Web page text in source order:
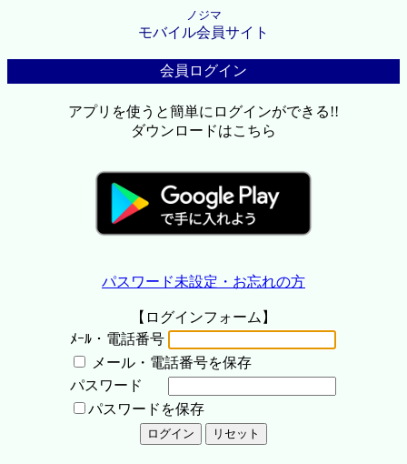
ノジマ
モバイル会員サイト
会員ログイン
アプリを使うと簡単にログインができる!!
ダウンロードはこちら
パスワード未設定・お忘れの方
【ログインフォーム】
ﾒｰﾙ・電話番号
メール・電話番号を保存
パスワード
パスワードを保存